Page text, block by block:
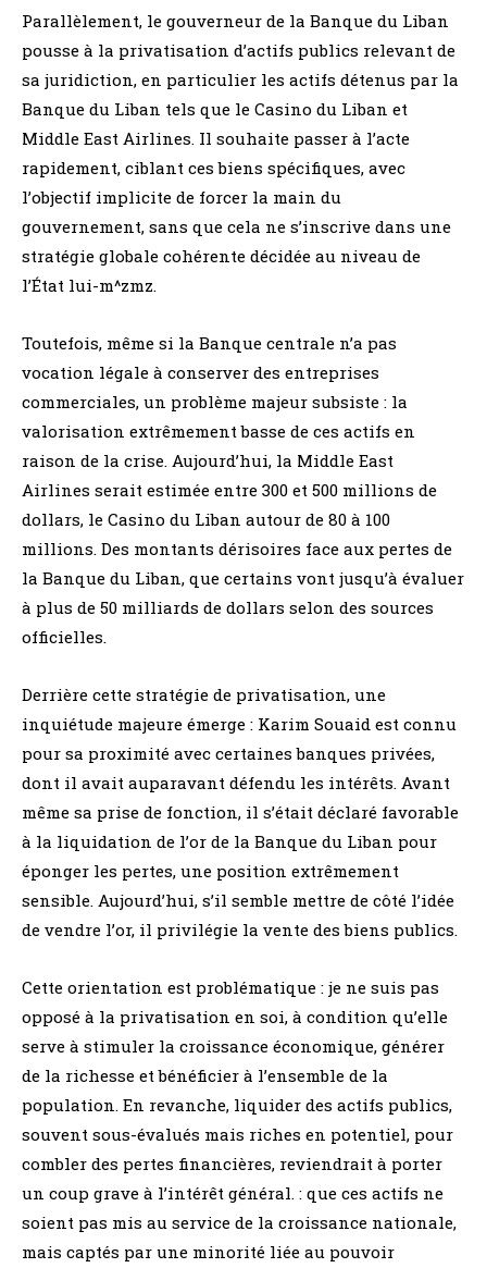
Parallèlement, le gouverneur de la Banque du Liban
pousse à la privatisation d’actifs publics relevant de
sa juridiction, en particulier les actifs détenus par la
Banque du Liban tels que le Casino du Liban et
Middle East Airlines. Il souhaite passer à l’acte
rapidement, ciblant ces biens spécifiques, avec
l’objectif implicite de forcer la main du
gouvernement, sans que cela ne s’inscrive dans une
stratégie globale cohérente décidée au niveau de
l’État lui-m^zmz.
Toutefois, même si la Banque centrale n’a pas
vocation légale à conserver des entreprises
commerciales, un problème majeur subsiste : la
valorisation extrêmement basse de ces actifs en
raison de la crise. Aujourd’hui, la Middle East
Airlines serait estimée entre 300 et 500 millions de
dollars, le Casino du Liban autour de 80 à 100
millions. Des montants dérisoires face aux pertes de
la Banque du Liban, que certains vont jusqu’à évaluer
à plus de 50 milliards de dollars selon des sources
officielles.
Derrière cette stratégie de privatisation, une
inquiétude majeure émerge : Karim Souaid est connu
pour sa proximité avec certaines banques privées,
dont il avait auparavant défendu les intérêts. Avant
même sa prise de fonction, il s’était déclaré favorable
à la liquidation de l’or de la Banque du Liban pour
éponger les pertes, une position extrêmement
sensible. Aujourd’hui, s’il semble mettre de côté l’idée
de vendre l’or, il privilégie la vente des biens publics.
Cette orientation est problématique : je ne suis pas
opposé à la privatisation en soi, à condition qu’elle
serve à stimuler la croissance économique, générer
de la richesse et bénéficier à l’ensemble de la
population. En revanche, liquider des actifs publics,
souvent sous-évalués mais riches en potentiel, pour
combler des pertes financières, reviendrait à porter
un coup grave à l’intérêt général. : que ces actifs ne
soient pas mis au service de la croissance nationale,
mais captés par une minorité liée au pouvoir